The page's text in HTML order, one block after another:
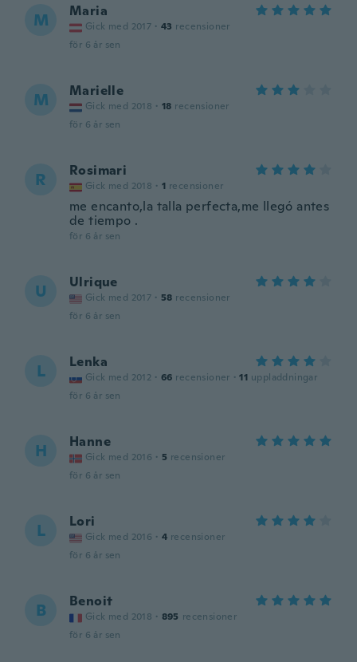
M Maria
Gick med 2017 · 43 recensioner
för 6 år sen
M Marielle
Gick med 2018 · 18 recensioner
för 6 år sen
R Rosimari
Gick med 2018 · 1 recensioner
me encanto,la talla perfecta,me llegó antes
de tiempo .
för 6 år sen
U Ulrique
Gick med 2017 · 58 recensioner
för 6 år sen
L Lenka
Gick med 2012 · 66 recensioner · 11 uppladdningar
för 6 år sen
H Hanne
Gick med 2016 · 5 recensioner
för 6 år sen
L Lori
Gick med 2016 · 4 recensioner
för 6 år sen
B Benoit
Gick med 2018 · 895 recensioner
för 6 år sen